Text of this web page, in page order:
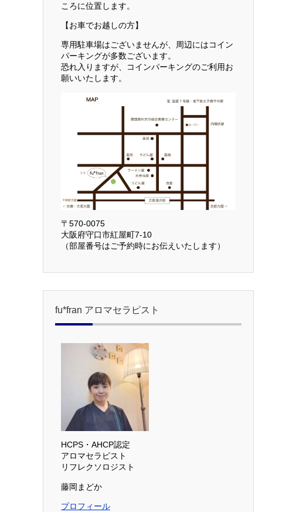
ころに位置します。
【お車でお越しの方】
専用駐車場はございませんが、周辺にはコイン
パーキングが多数ございます。
恐れ入りますが、コインパーキングのご利用お
願いいたします。
〒570-0075
大阪府守口市紅屋町7-10
（部屋番号はご予約時にお伝えいたします）
fu*fran アロマセラピスト
HCPS・AHCP認定
アロマセラピスト
リフレクソロジスト
藤岡まどか
プロフィール